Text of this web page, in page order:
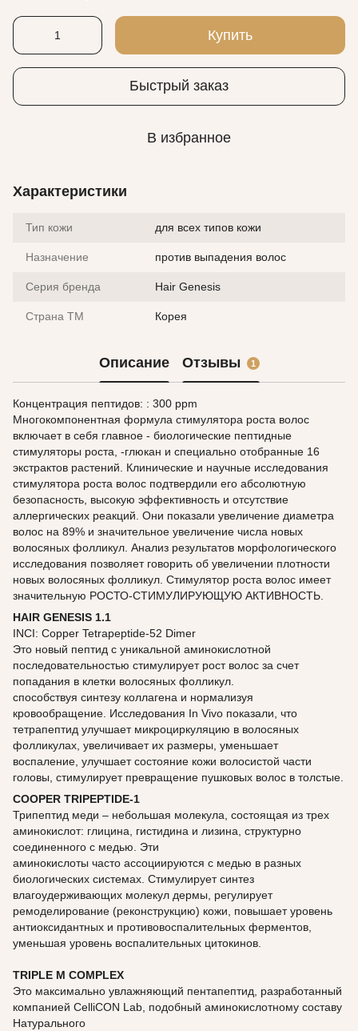
Купить
Быстрый заказ
В избранное
Характеристики
Тип кожи для всех типов кожи
Назначение против выпадения волос
Серия бренда Hair Genesis
Страна ТМ Корея
Описание Отзывы 1
Концентрация пептидов: : 300 ppm
Многокомпонентная формула стимулятора роста волос
включает в себя главное - биологические пептидные
стимуляторы роста, -глюкан и специально отобранные 16
экстрактов растений. Клинические и научные исследования
стимулятора роста волос подтвердили его абсолютную
безопасность, высокую эффективность и отсутствие
аллергических реакций. Они показали увеличение диаметра
волос на 89% и значительное увеличение числа новых
волосяных фолликул. Анализ результатов морфологического
исследования позволяет говорить об увеличении плотности
новых волосяных фолликул. Стимулятор роста волос имеет
значительную РОСТО-СТИМУЛИРУЮЩУЮ АКТИВНОСТЬ.
HAIR GENESIS 1.1
INCI: Copper Tetrapeptide-52 Dimer
Это новый пептид с уникальной аминокислотной
последовательностью стимулирует рост волос за счет
попадания в клетки волосяных фолликул.
способствуя синтезу коллагена и нормализуя
кровообращение. Исследования In Vivo показали, что
тетрапептид улучшает микроциркуляцию в волосяных
фолликулах, увеличивает их размеры, уменьшает
воспаление, улучшает состояние кожи волосистой части
головы, стимулирует превращение пушковых волос в толстые.
COOPER TRIPEPTIDE-1
Трипептид меди – небольшая молекула, состоящая из трех
аминокислот: глицина, гистидина и лизина, структурно
соединенного с медью. Эти
аминокислоты часто ассоциируются с медью в разных
биологических системах. Стимулирует синтез
влагоудерживающих молекул дермы, регулирует
ремоделирование (реконструкцию) кожи, повышает уровень
антиоксидантных и противовоспалительных ферментов,
уменьшая уровень воспалительных цитокинов.
TRIPLE M COMPLEX
Это максимально увлажняющий пентапептид, разработанный
компанией CelliCON Lab, подобный аминокислотному составу
Натурального